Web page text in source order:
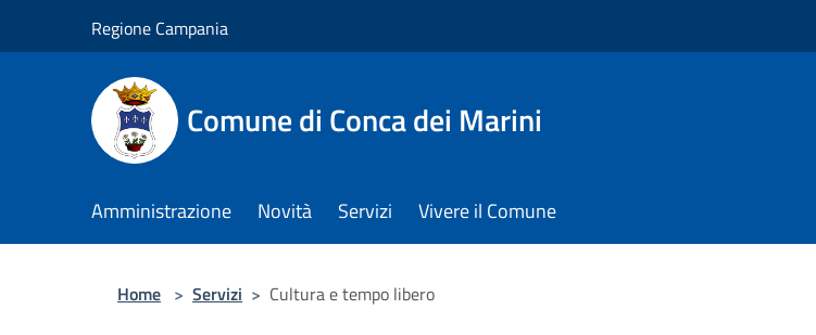
Regione Campania
Comune di Conca dei Marini
Amministrazione Novità Servizi Vivere il Comune
Home > Servizi > Cultura e tempo libero